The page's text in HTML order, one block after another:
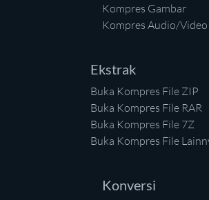
Kompres Gambar
Kompres Audio/Video
Ekstrak
Buka Kompres File ZIP
Buka Kompres File RAR
Buka Kompres File 7Z
Buka Kompres File
Konversi